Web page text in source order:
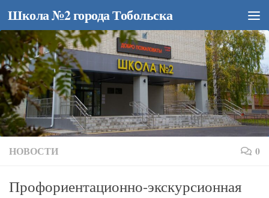
Перейти к содержимому
Школа №2 города Тобольска
НОВОСТИ 0
Профориентационно-экскурсионная